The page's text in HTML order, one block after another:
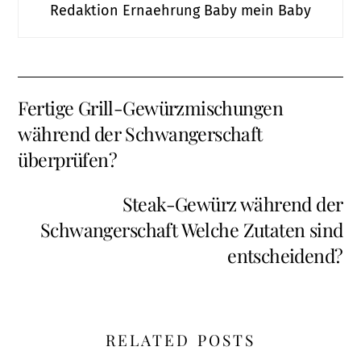
Redaktion Ernaehrung Baby mein Baby
Fertige Grill-Gewürzmischungen
während der Schwangerschaft
überprüfen?
Steak-Gewürz während der
Schwangerschaft Welche Zutaten sind
entscheidend?
RELATED POSTS